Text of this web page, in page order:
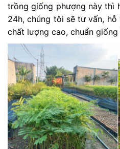
trồng giống phượng này thì
24h, chúng tôi sẽ tư vấn,
chất lượng cao, chuẩn giống